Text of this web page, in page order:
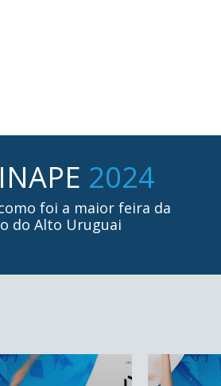
2024
foi a maior feira da
do Alto Uruguai